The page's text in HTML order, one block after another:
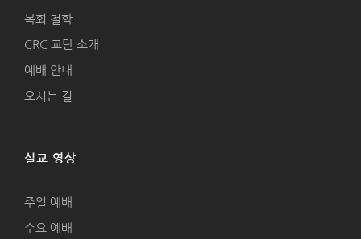
목회 철학
CRC 교단 소개
예배 안내
오시는 길
설교 영상
주일 예배
수요 예배